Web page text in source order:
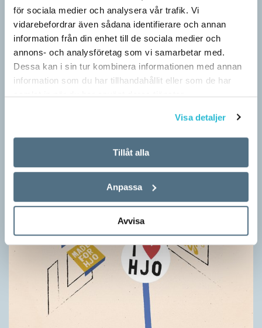
för sociala medier och analysera vår trafik. Vi
vidarebefordrar även sådana identifierare och annan
information från din enhet till de sociala medier och
annons- och analysföretag som vi samarbetar med.
Dessa kan i sin tur kombinera informationen med annan
information som du har tillhandahållit eller som de har
samlat in när du har använt deras tjänster.
Visa detaljer
Tillåt alla
Anpassa
Avvisa
SPRÅKBLOGGEN
Grundsärskola byter namn till anpassad grundskola och
gymnasiesärskolan till anpassad gymnasieskola. En som har
stor del i att detta namnbyte sker är artonåriga Leo Lust…